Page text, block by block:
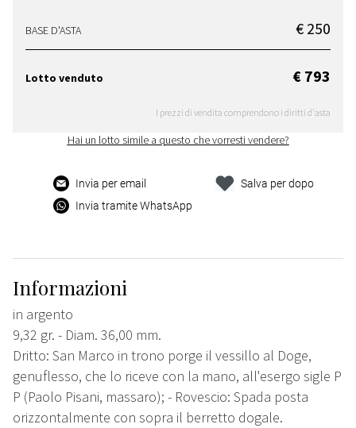
BASE D'ASTA € 250
Lotto venduto € 793
I prezzi di vendita comprendono i diritti d'asta
Hai un lotto simile a questo che vorresti vendere?
Invia per email
Invia tramite WhatsApp
Salva per dopo
Informazioni
in argento
9,32 gr. - Diam. 36,00 mm.
Dritto: San Marco in trono porge il vessillo al Doge,
genuflesso, che lo riceve con la mano, all'esergo sigle P
P (Paolo Pisani, massaro); - Rovescio: Spada posta
orizzontalmente con sopra il berretto dogale.